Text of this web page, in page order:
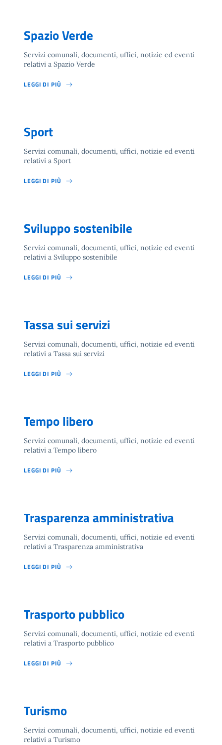
Spazio Verde
Servizi comunali, documenti, uffici, notizie ed eventi
relativi a Spazio Verde
LEGGI DI PIÙ
Sport
Servizi comunali, documenti, uffici, notizie ed eventi
relativi a Sport
LEGGI DI PIÙ
Sviluppo sostenibile
Servizi comunali, documenti, uffici, notizie ed eventi
relativi a Sviluppo sostenibile
LEGGI DI PIÙ
Tassa sui servizi
Servizi comunali, documenti, uffici, notizie ed eventi
relativi a Tassa sui servizi
LEGGI DI PIÙ
Tempo libero
Servizi comunali, documenti, uffici, notizie ed eventi
relativi a Tempo libero
LEGGI DI PIÙ
Trasparenza amministrativa
Servizi comunali, documenti, uffici, notizie ed eventi
relativi a Trasparenza amministrativa
LEGGI DI PIÙ
Trasporto pubblico
Servizi comunali, documenti, uffici, notizie ed eventi
relativi a Trasporto pubblico
LEGGI DI PIÙ
Turismo
Servizi comunali, documenti, uffici, notizie ed eventi
relativi a Turismo